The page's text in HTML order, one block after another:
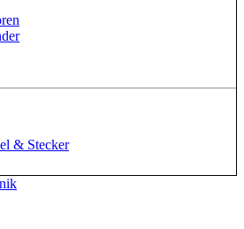
& Stecker